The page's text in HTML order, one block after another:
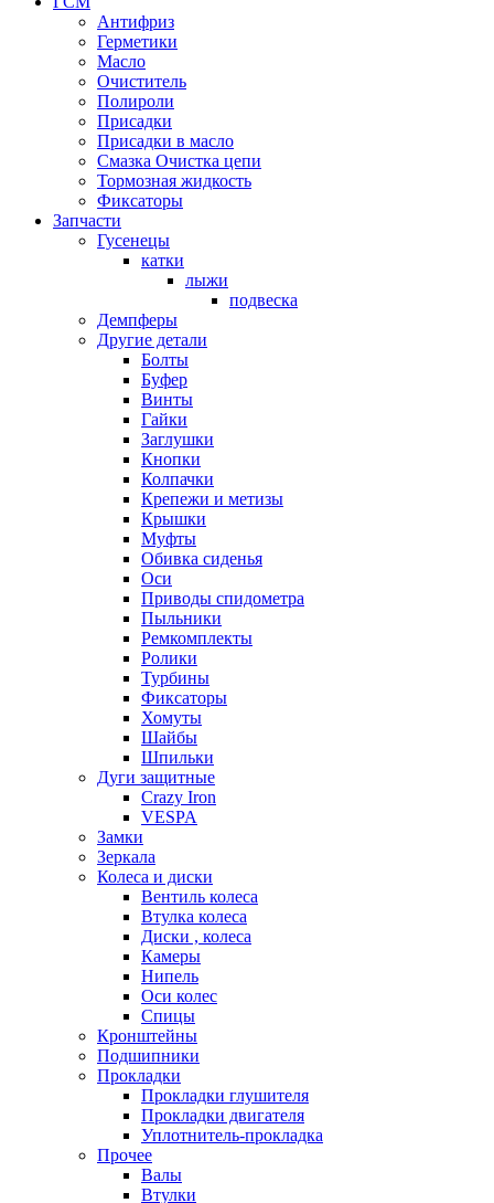
Антифриз
Герметики
Масло
Очиститель
Полироли
Присадки
Присадки в масло
Смазка Очистка цепи
Тормозная жидкость
Фиксаторы
Запчасти
Гусенецы
катки
лыжи
подвеска
Демпферы
Другие детали
Болты
Буфер
Винты
Гайки
Заглушки
Кнопки
Колпачки
Крепежи и метизы
Крышки
Муфты
Обивка сиденья
Оси
Приводы спидометра
Пыльники
Ремкомплекты
Ролики
Турбины
Фиксаторы
Хомуты
Шайбы
Шпильки
Дуги защитные
Crazy Iron
VESPA
Замки
Зеркала
Колеса и диски
Вентиль колеса
Втулка колеса
Диски , колеса
Камеры
Нипель
Оси колес
Спицы
Кронштейны
Подшипники
Прокладки
Прокладки глушителя
Прокладки двигателя
Уплотнитель-прокладка
Прочее
Валы
Втулки